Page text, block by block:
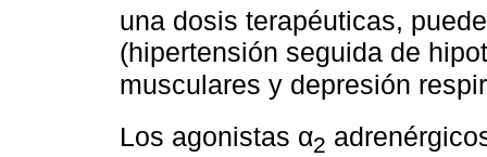
una dosis terapéuticas,
(hipertensión seguida de
musculares y depresión
Los agonistas α2